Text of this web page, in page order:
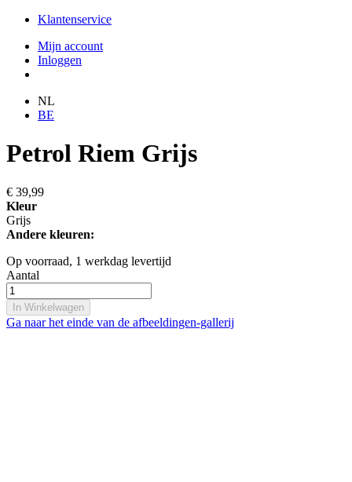
Klantenservice
Mijn account
Inloggen
NL
BE
Petrol Riem Grijs
€ 39,99
Kleur
Grijs
Andere kleuren:
Op voorraad, 1 werkdag levertijd
Aantal
In Winkelwagen
Ga naar het einde van de afbeeldingen-gallerij